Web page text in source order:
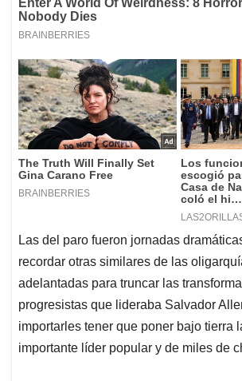
Las del paro fueron jornadas
recordar otras similares de las
adelantadas para truncar las
progresistas que lideraba Salvador
importarles tener que poner bajo tierra
importante líder popular y de miles de